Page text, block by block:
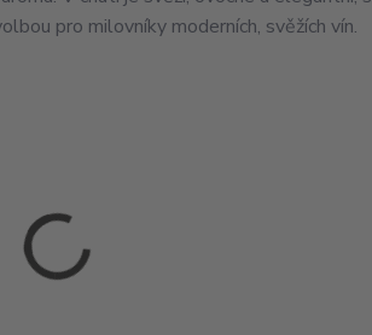
pro milovníky moderních, svěžích vín.